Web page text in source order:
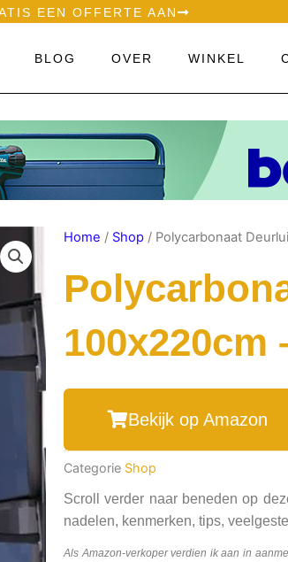
EEN OFFERTE AAN
BLOG OVER WINKEL
Home / Shop / Polycarbonaat
100x220cm
Bekijk op Amazon
Categorie Shop
Scroll verder naar beneden op
nadelen, kenmerken, tips,
Als Amazon-verkoper verdien ik aan in